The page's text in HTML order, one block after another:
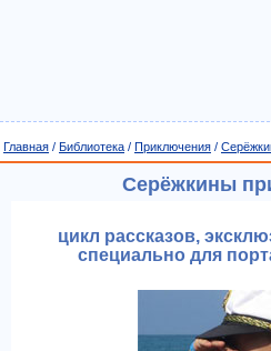
Главная / Библиотека / Приключения /
Серёжкины
цикл рассказов,
специально для